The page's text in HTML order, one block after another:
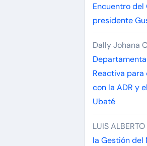
Encuentro del
presidente
Dally Johana
Reactiva para
con la ADR y
Ubaté
LUIS
la Gestión del